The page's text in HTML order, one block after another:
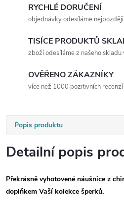
RYCHLÉ DORUČENÍ
objednávky odesíláme
TISÍCE PRODUKTŮ
zboží odesíláme z našeho skladu
OVĚŘENO ZÁKAZNÍKY
více než 1000 pozitivních recenzí
Popis produktu
Detailní popis
Překrásně vyhotovené náušnice z
doplňkem Vaší kolekce šperků.